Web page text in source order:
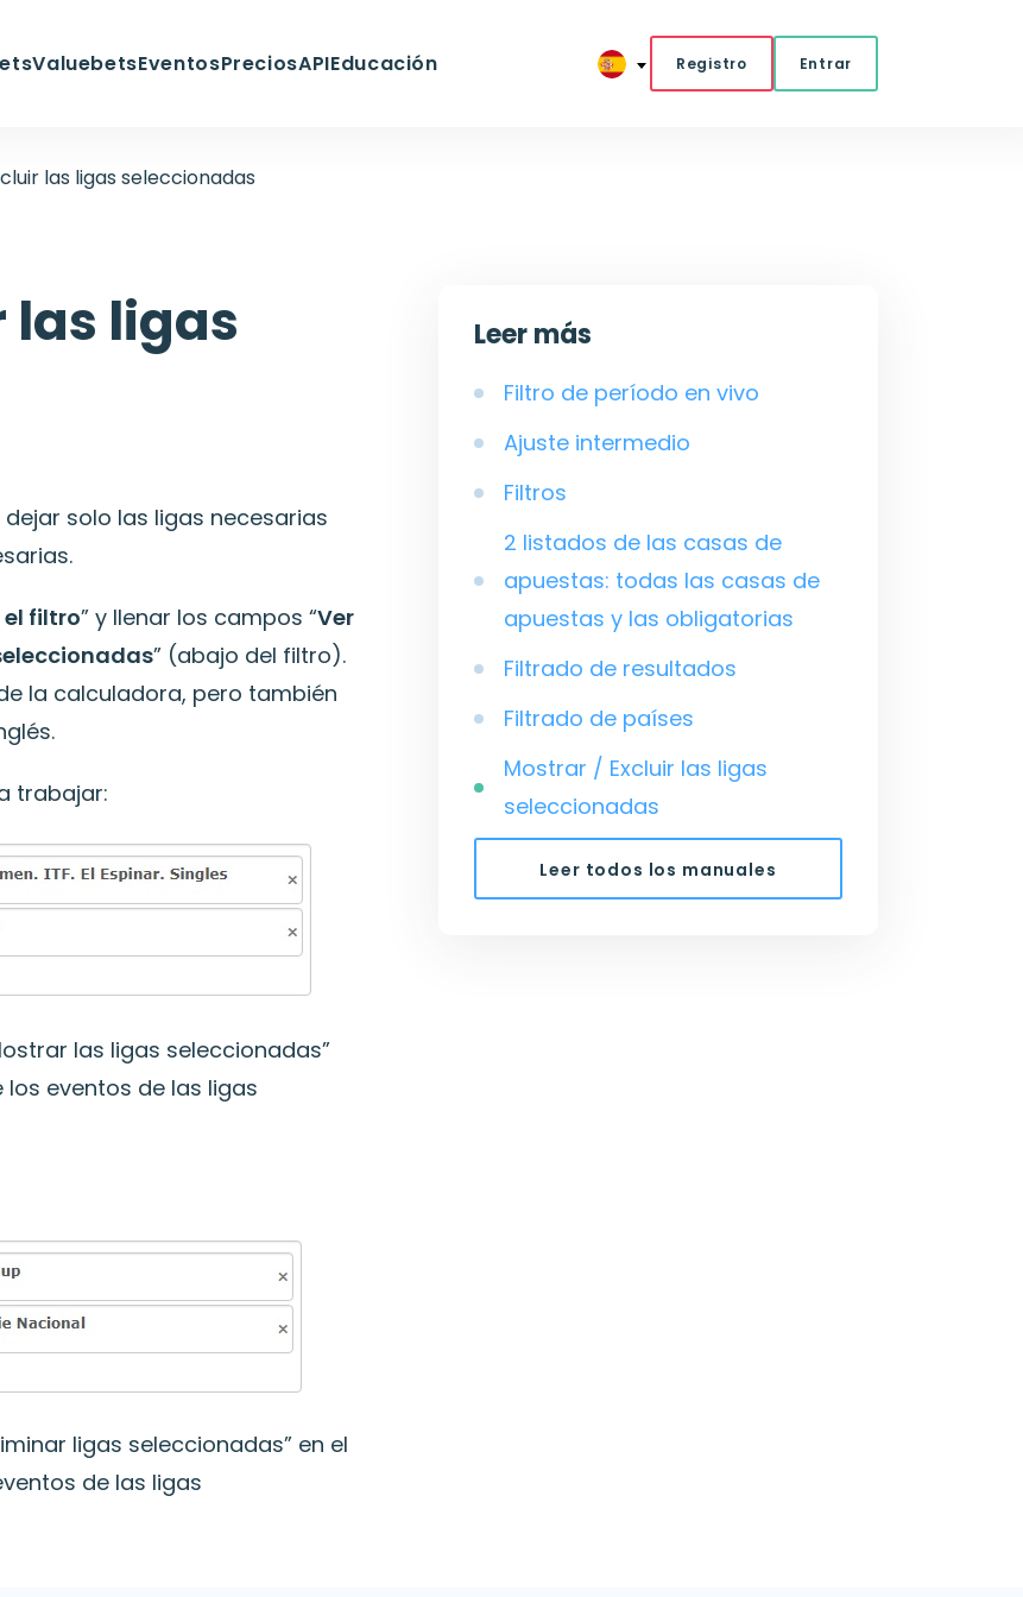
ValuebetsEventosPreciosAPIEducación Registro Entrar
las ligas seleccionadas
Leer más
Filtro de período en vivo
Ajuste intermedio
Filtros
2 listados de las casas de
apuestas: todas las casas de
apuestas y las obligatorias
Filtrado de resultados
Filtrado de países
Mostrar / Excluir las ligas
seleccionadas
Leer todos los manuales
las ligas
solo las ligas necesarias
filtro” y llenar los campos “Ver
” (abajo del filtro).
la calculadora, pero también
trabajar:
las ligas seleccionadas”
eventos de las ligas
ligas seleccionadas” en el
de las ligas